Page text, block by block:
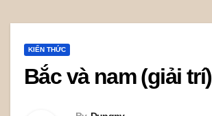
KIẾN THỨC
Bắc và nam (giải trí)